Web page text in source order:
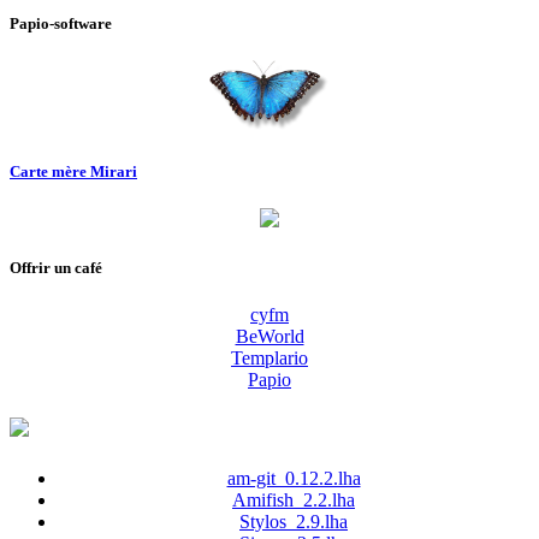
Papio-software
Carte mère Mirari
Offrir un café
cyfm
BeWorld
Templario
Papio
am-git_0.12.2.lha
Amifish_2.2.lha
Stylos_2.9.lha